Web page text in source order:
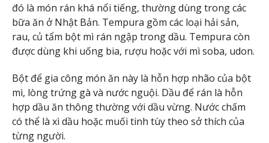
đó là món rán khá nổi tiếng, thường dùng trong các
bữa ăn ở Nhật Bản. Tempura gồm các loại hải sản,
rau, củ tẩm bột mì rán ngập trong dầu. Tempura còn
được dùng khi uống bia, rượu hoặc với mì soba, udon.
Bột để gia công món ăn này là hỗn hợp nhão của bột
mì, lòng trứng gà và nước nguội. Dầu để rán là hỗn
hợp dầu ăn thông thường với dầu vừng. Nước chấm
có thể là xì dầu hoặc muối tinh tùy theo sở thích của
từng người.